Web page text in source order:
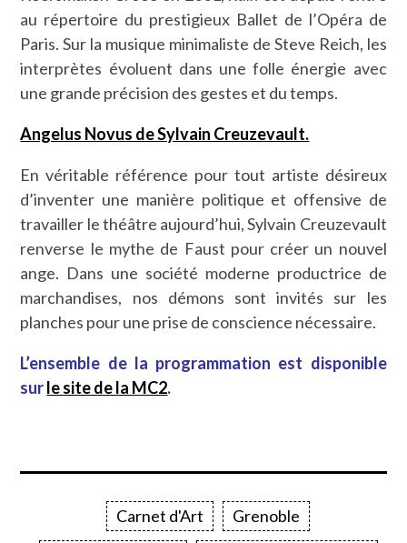
au répertoire du prestigieux Ballet de l’Opéra de
Paris. Sur la musique minimaliste de Steve Reich, les
interprètes évoluent dans une folle énergie avec
une grande précision des gestes et du temps.
Angelus Novus de Sylvain Creuzevault.
En véritable référence pour tout artiste désireux
d’inventer une manière politique et offensive de
travailler le théâtre aujourd’hui, Sylvain Creuzevault
renverse le mythe de Faust pour créer un nouvel
ange. Dans une société moderne productrice de
marchandises, nos démons sont invités sur les
planches pour une prise de conscience nécessaire.
L’ensemble de la programmation est disponible
surle site de la MC2.
Carnet d'Art
Grenoble